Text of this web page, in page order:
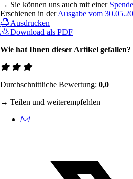
→ Sie können uns auch mit einer Spende
Erschienen in derAusgabe vom
Ausdrucken
Download als PDF
Wie hat Ihnen dieser Artikel gefallen?
Durchschnittliche Bewertung: 0,0
→ Teilen und weiterempfehlen